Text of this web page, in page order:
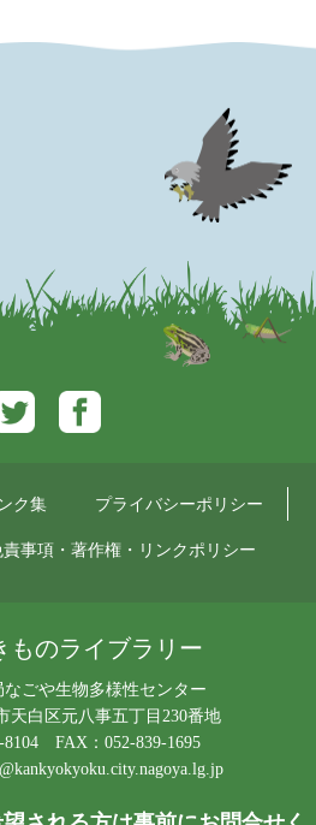
Twitter
ク集 プライバシーポリシー
責事項・著作権・リンクポリシー
ものライブラリー
ごや生物多様性センター
天白区元八事五丁目230番地
8104 FAX：052-839-1695